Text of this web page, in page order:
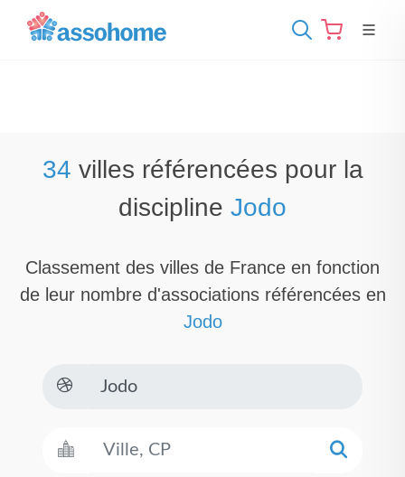
34 villes référencées pour la
discipline Jodo
Classement des villes de France en fonction
de leur nombre d'associations référencées en
Jodo